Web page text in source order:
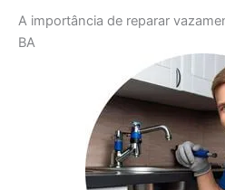
A importância de reparar
BA